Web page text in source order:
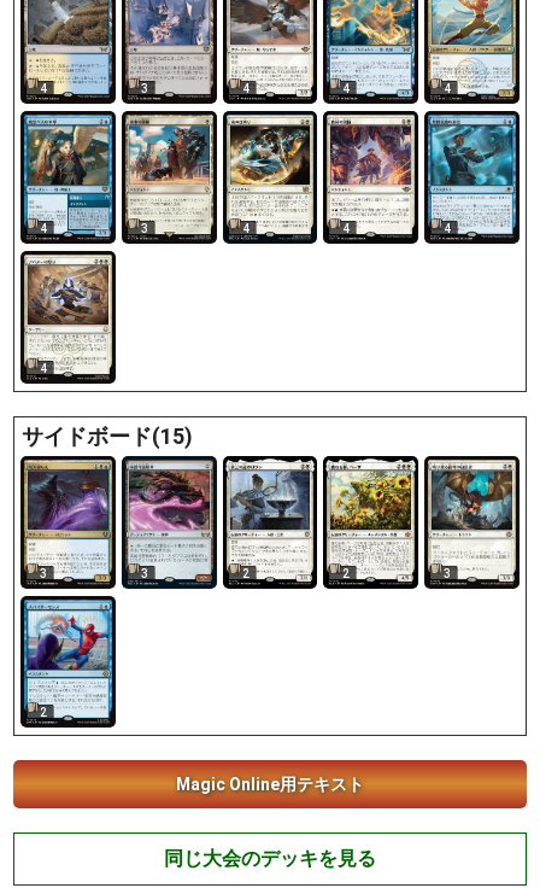
4 3 4 4 4
4 3 4 4 4
4
サイドボード(15)
3 3 2 2 3
2
Magic Online用テキスト
同じ大会のデッキを見る